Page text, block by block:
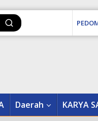
Daerah KARYA